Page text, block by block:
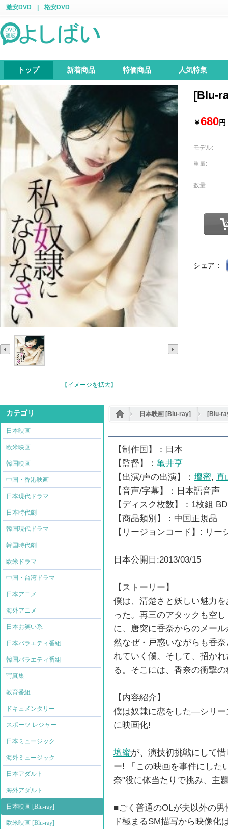
激安DVD 格安DVD
トップ 新着商品 特価商品 人気特集
【イメージを拡大】
[Blu-
￥680円
モデル:
重量:
数量
シェア：
カテゴリ
日本映画
欧米映画
韓国映画
中国・香港映画
日本現代ドラマ
日本時代劇
韓国現代ドラマ
韓国時代劇
欧米ドラマ
中国・台湾ドラマ
日本アニメ
海外アニメ
日本お笑い系
日本バラエティ番組
韓国バラエティ番組
写真集
教育番組
ドキュメンタリー
スポーツ レジャー
日本ミュージック
海外ミュージック
日本アダルト
海外アダルト
日本映画 [Blu-ray]
欧米映画 [Blu-ray]
日本映画 [Blu-ray] [Blu-
【制作国】：日本
【監督】： 亀井亨
【出演/声の出演】： 壇蜜, 真
【音声/字幕】：日本語音声
【ディスク枚数】：1枚組
【商品類別】：中国正規品
【リージョンコード】: リ
日本公開日:2013/03/15
【ストーリー】
僕は、清楚さと妖しい魅力
った。再三のアタックも空
に、唐突に香奈からのメー
然なぜ・戸惑いながらも香
れていく僕。そして、招か
る。そこには、香奈の衝撃
【内容紹介】
僕は奴隷に恋をした―シリ
に映画化!
壇蜜が、演技初挑戦にして
ー! 「この映画を事件にした
奈"役に体当たりで挑み、主
■ごく普通のOLが夫以外の
ド極まるSM描写から映像化